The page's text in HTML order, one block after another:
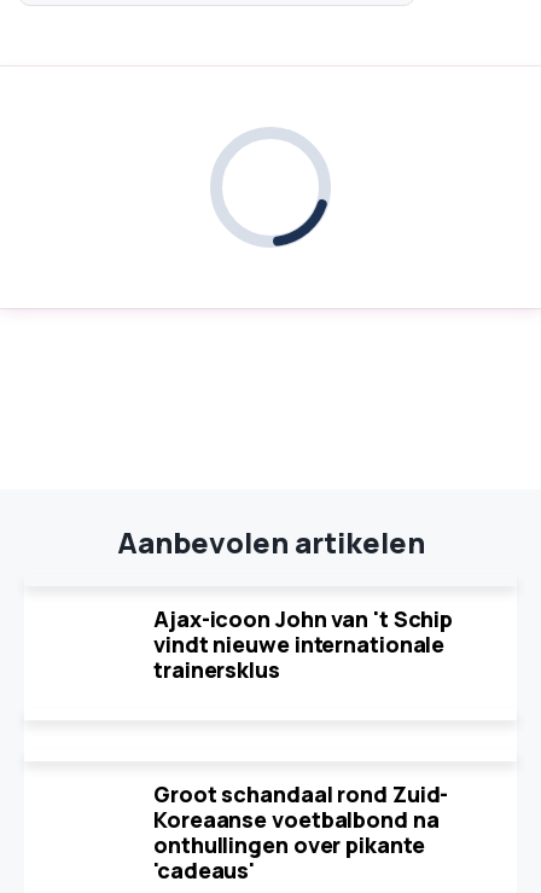
Aanbevolen artikelen
Ajax-icoon John van 't Schip
vindt nieuwe internationale
trainersklus
Groot schandaal rond Zuid-
Koreaanse voetbalbond na
onthullingen over pikante
'cadeaus'